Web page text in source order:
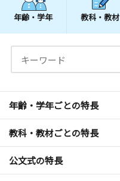
年齢・学年 教科・教材
年齢・学年ごとの特長
教科・教材ごとの特長
公文式の特長